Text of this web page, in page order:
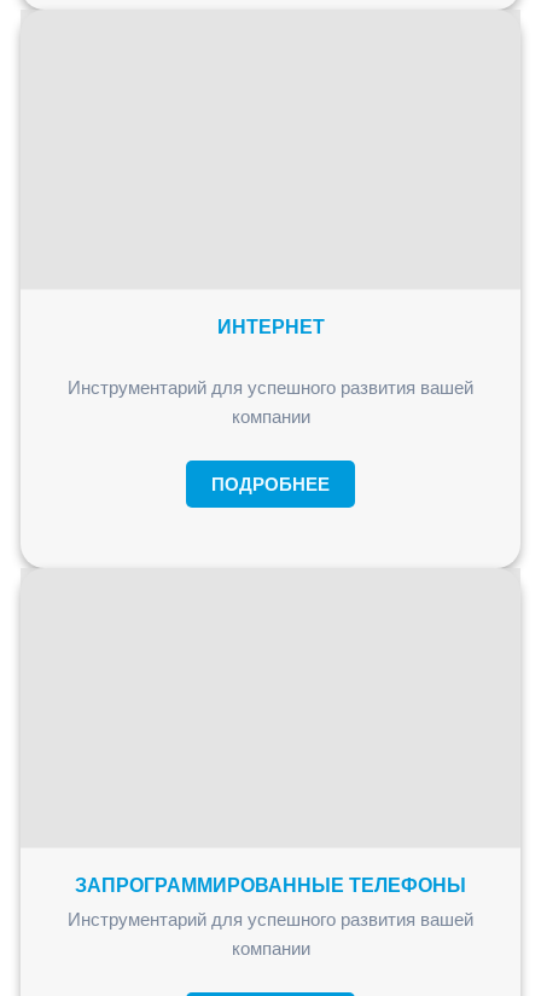
ИНТЕРНЕТ
Инструментарий для успешного развития вашей
компании
ПОДРОБНЕЕ
ЗАПРОГРАММИРОВАННЫЕ ТЕЛЕФОНЫ
Инструментарий для успешного развития вашей
компании